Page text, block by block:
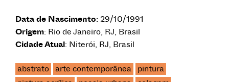
Data de Nascimento: 29/10/1991
Origem: Rio de Janeiro, RJ, Brasil
Cidade Atual: Niterói, RJ, Brasil
abstrato arte contemporânea
pintura